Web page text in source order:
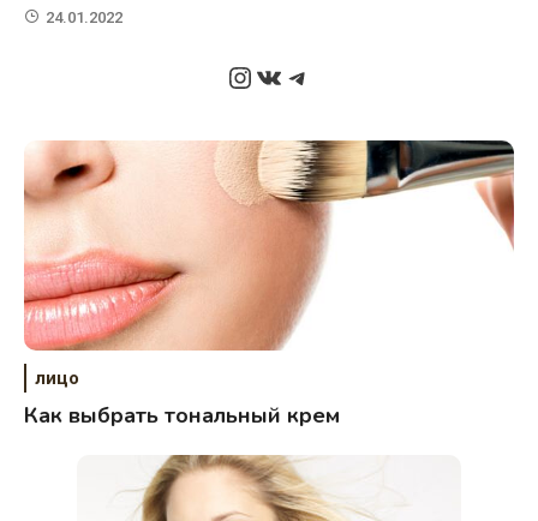
24.01.2022
Instagram
ВКонтакте
Telegram
лицо
Как выбрать тональный крем